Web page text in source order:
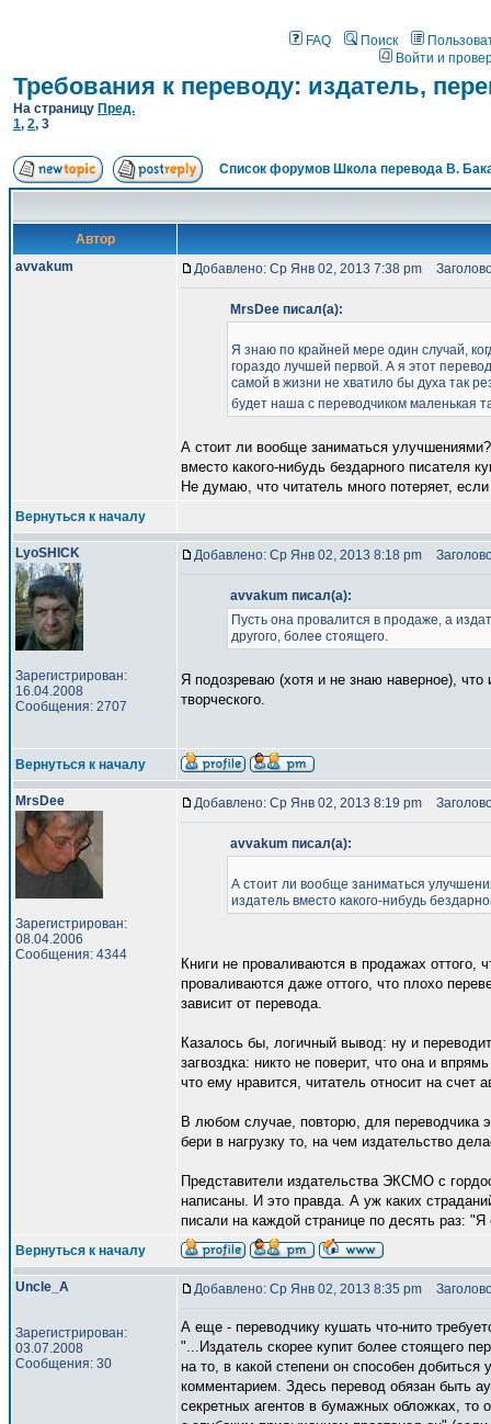
FAQ Поиск
Войти и
Требования к переводу: издатель,
На страницу Пред.
1, 2, 3
Список форумов Школа перевода В.
Автор
avvakum
Добавлено: Ср Янв 02, 2013 7:38 pm
MrsDee писал(а):
Я знаю по крайней мере один случай,
гораздо лучшей первой. А я этот
самой в жизни не хватило бы духа так
будет наша с переводчиком маленькая
А стоит ли вообще заниматься
вместо какого-нибудь бездарного писателя
Не думаю, что читатель много потеряет,
Вернуться к началу
LyoSHICK
Зарегистрирован:
16.04.2008
Сообщения: 2707
Добавлено: Ср Янв 02, 2013 8:18 pm
avvakum писал(а):
Пусть она провалится в продаже, а
другого, более стоящего.
Я подозреваю (хотя и не знаю наверное), что
творческого.
Вернуться к началу
MrsDee
Зарегистрирован:
08.04.2006
Сообщения: 4344
Добавлено: Ср Янв 02, 2013 8:19 pm
avvakum писал(а):
А стоит ли вообще заниматься
издатель вместо какого-нибудь
Книги не проваливаются в продажах оттого,
проваливаются даже оттого, что плохо
зависит от перевода.
Казалось бы, логичный вывод: ну и
загвоздка: никто не поверит, что она и
что ему нравится, читатель относит на счет
В любом случае, повторю, для переводчика
бери в нагрузку то, на чем издательство
Представители издательства ЭКСМО с
написаны. И это правда. А уж каких
писали на каждой странице по десять раз:
Вернуться к началу
Uncle_A
Зарегистрирован:
03.07.2008
Сообщения: 30
Добавлено: Ср Янв 02, 2013 8:35 pm
А еще - переводчику кушать что-нито
"...Издатель скорее купит более стоящего
на то, в какой степени он способен
комментарием. Здесь перевод обязан быть
секретных агентов в бумажных обложках, то